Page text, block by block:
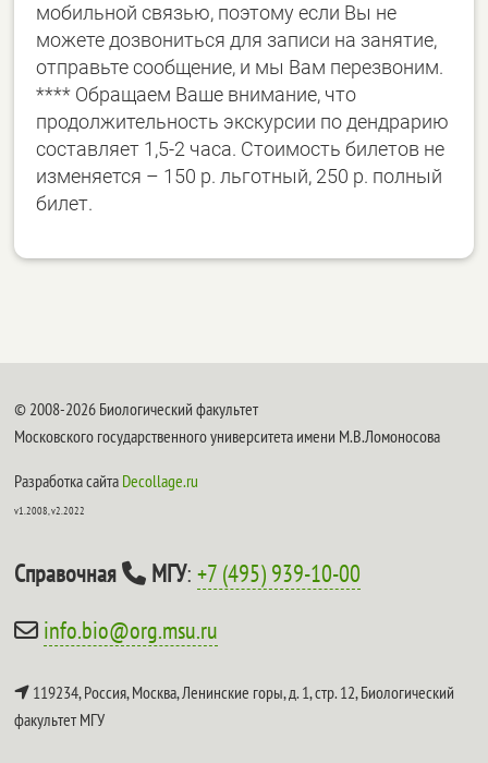
мобильной связью, поэтому если Вы не
можете дозвониться для записи на занятие,
отправьте сообщение, и мы Вам перезвоним.
**** Обращаем Ваше внимание, что
продолжительность экскурсии по дендрарию
составляет 1,5-2 часа. Стоимость билетов не
изменяется – 150 р. льготный, 250 р. полный
билет.
© 2008-2026 Биологический факультет
Московского государственного университета имени М.В.Ломоносова
Разработка сайта Decollage.ru
v1.2008, v2.2022
Справочная МГУ:+7 (495) 939-10-00
info.bio@org.msu.ru
119234, Россия, Москва, Ленинские горы, д. 1, стр. 12,Биологический
факультет МГУ